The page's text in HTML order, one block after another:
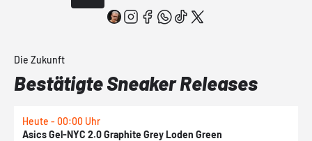
Die Zukunft
Bestätigte Sneaker Releases
Heute - 00:00 Uhr
Asics Gel-NYC 2.0 Graphite Grey Loden Green